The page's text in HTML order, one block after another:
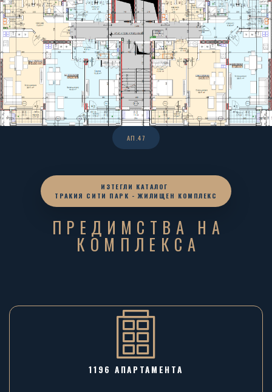
АП.47
ИЗТЕГЛИ КАТАЛОГ
ТРАКИЯ СИТИ ПАРК - ЖИЛИЩЕН КОМПЛЕКС
ПРЕДИМСТВА НА
КОМПЛЕКСА
1196 AПАРТАМЕНТА